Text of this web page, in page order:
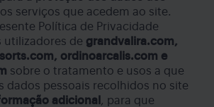
serviços que acedem ao site.
Política de Privacidade
utilizadores de grandvalira.com,
ordinoarcalis.com e
sobre o tratamento e usos a que
dados pessoais recolhidos no site
adicional , para que